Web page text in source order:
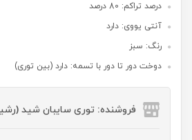
درصد تراکم: 80 درصد
آنتی یووی: دارد
رنگ: سبز
دوخت دور تا دور با تسمه: دارد (بین توری)
فروشنده: توری سایبان شید